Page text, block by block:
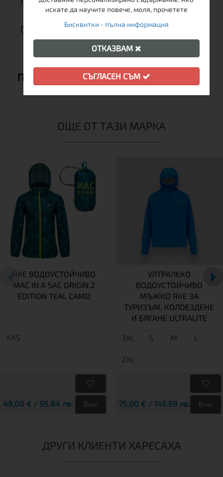
ОТЗИВИ (0)
ПРЕПОРЪЧВАМЕ ВИ СЪЩО:
ОЩЕ ОТ ТАЗИ МАРКА
ЯКЕ ВОДОУСТОЙЧИВО
MAC IN A SAC ORIGIN 2
EDITION TEAL CAMO
XXS
49,00 € / 95.84 лв. Виж
УЛТРАЛЕКО
ВОДОУСТОЙЧИВО
МЪЖКО ЯКЕ ЗА
ТУРИЗЪМ, КОЛОЕЗДЕНЕ
И БЯГАНЕ ULTRALITE
3XL S М L
2XL
75,00 € / 146.69 лв. Виж
ДРУГИ КЛИЕНТИ ХАРЕСАХА
искате да научите повече, моля, прочетете
Бисквитки - пълна информация
ОТКАЗВАМ
СЪГЛАСЕН СЪМ